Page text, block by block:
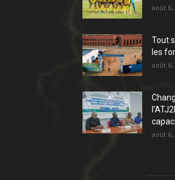
août 6,
Tout
les
août 6,
août 6,